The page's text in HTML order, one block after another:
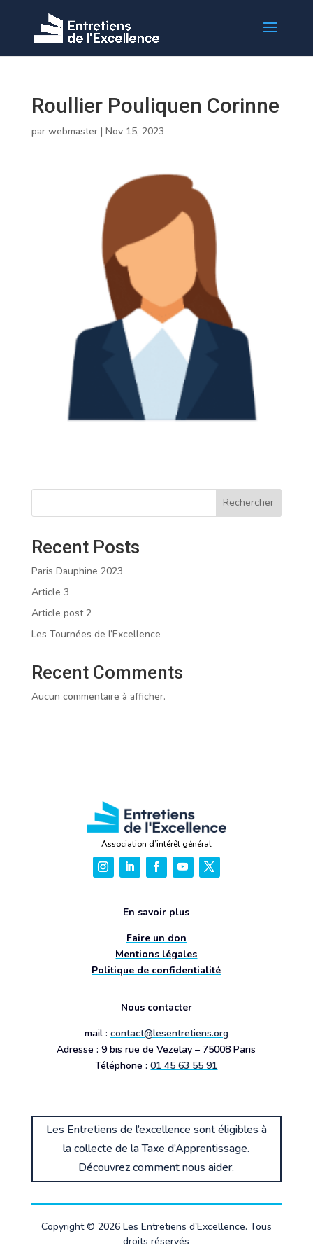
Roullier Pouliquen Corinne
par webmaster| Nov 15, 2023
Rechercher
Recent Posts
Paris Dauphine 2023
Article 3
Article post 2
Les Tournées de l’Excellence
Recent Comments
Aucun commentaire à afficher.
Association d’intérêt général
En savoir plus
Faire un don
Mentions légales
Politique de confidentialité
Nous contacter
mail : contact@lesentretiens.org
Adresse : 9 bis rue de Vezelay – 75008 Paris
Téléphone :01 45 63 55 91
Les Entretiens de l’excellence sont éligibles à
la collecte de la Taxe d’Apprentissage.
Découvrez comment nous aider.
Copyright © 2026 Les Entretiens d'Excellence. Tous
droits réservés